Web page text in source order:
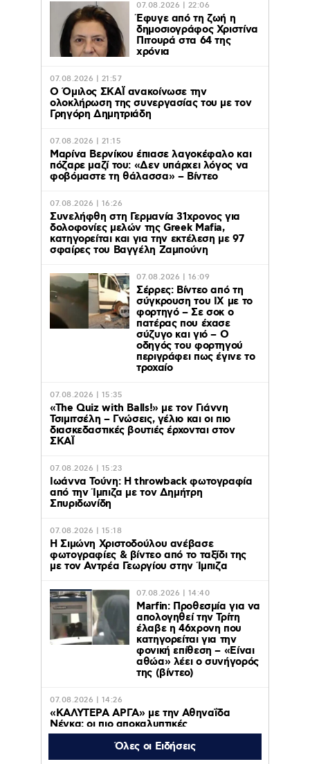
07.08.2026 | 22:06
Έφυγε από τη ζωή η
δημοσιογράφος Χριστίνα
Πιτουρά στα 64 της
χρόνια
07.08.2026 | 21:57
Ο Όμιλος ΣΚΑΪ ανακοίνωσε την
ολοκλήρωση της συνεργασίας του με τον
Γρηγόρη Δημητριάδη
07.08.2026 | 21:15
Μαρίνα Βερνίκου έπιασε λαγοκέφαλο και
πόζαρε μαζί του: «Δεν υπάρχει λόγος να
φοβόμαστε τη θάλασσα» – Βίντεο
07.08.2026 | 16:26
Συνελήφθη στη Γερμανία 31χρονος για
δολοφονίες μελών της Greek Mafia,
κατηγορείται και για την εκτέλεση με 97
σφαίρες του Βαγγέλη Ζαμπούνη
07.08.2026 | 16:09
Σέρρες: Βίντεο από τη
σύγκρουση του ΙΧ με το
φορτηγό – Σε σοκ ο
πατέρας που έχασε
σύζυγο και γιό – Ο
οδηγός του φορτηγού
περιγράφει πως έγινε το
τροχαίο
07.08.2026 | 15:35
«The Quiz with Balls!» με τον Γιάννη
Τσιμιτσέλη – Γνώσεις, γέλιο και οι πιο
διασκεδαστικές βουτιές έρχονται στον
ΣΚΑΪ
07.08.2026 | 15:23
Ιωάννα Τούνη: Η throwback φωτογραφία
από την Ίμπιζα με τον Δημήτρη
Σπυριδωνίδη
07.08.2026 | 15:18
Η Σιμώνη Χριστοδούλου ανέβασε
φωτογραφίες & βίντεο από το ταξίδι της
με τον Αντρέα Γεωργίου στην Ίμπιζα
07.08.2026 | 14:40
Marfin: Προθεσμία για να
απολογηθεί την Τρίτη
έλαβε η 46χρονη που
κατηγορείται για την
φονική επίθεση – «Είναι
αθώα» λέει ο συνήγορός
της (βίντεο)
07.08.2026 | 14:26
«ΚΑΛΥΤΕΡΑ ΑΡΓΑ» με την Αθηναΐδα
Νέγκα: οι πιο αποκαλυπτικές
μεταμεσονύχτιες συνεντεύξεις
επιστρέφουν στο ACTION 24
Όλες οι Ειδήσεις